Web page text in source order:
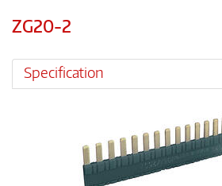
ZG20-2
Specification